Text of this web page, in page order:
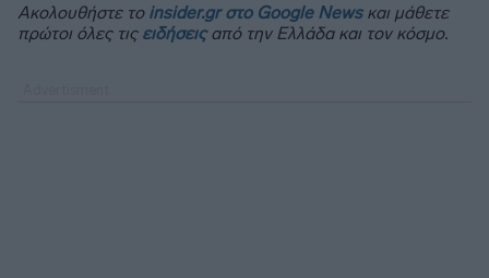
Ακολουθήστε το insider.gr στο Google Newsκαι μάθετε
πρώτοι όλες τις ειδήσειςαπό την Ελλάδα και τον κόσμο.